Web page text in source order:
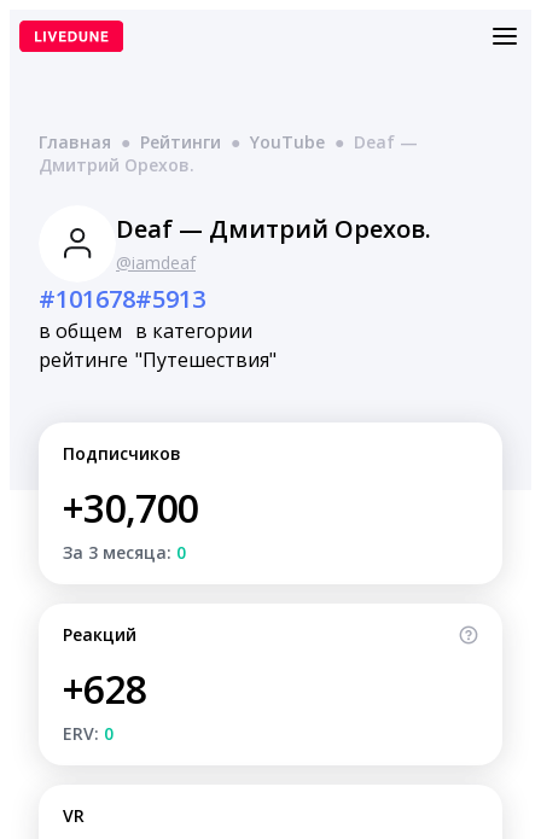
Перейти
Главная ● Рейтинги ● YouTube ● Deaf —
Дмитрий Орехов.
Deaf — Дмитрий Орехов.
@iamdeaf
#101678
в общем
рейтинге
#5913
в категории
"Путешествия"
Подписчиков
+30,700
За 3 месяца: 0
Реакций
+628
ERV: 0
VR